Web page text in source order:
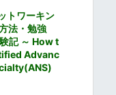
トワーキン
法・勉強
記 ～ How t
Advanc